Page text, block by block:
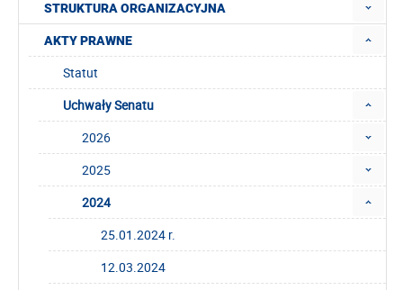
STRUKTURA ORGANIZACYJNA
AKTY PRAWNE
Statut
Uchwały Senatu
2026
2025
2024
25.01.2024 r.
12.03.2024